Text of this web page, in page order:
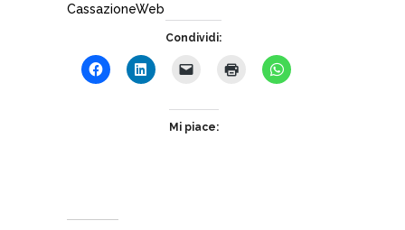
CassazioneWeb
Condividi:
Mi piace: